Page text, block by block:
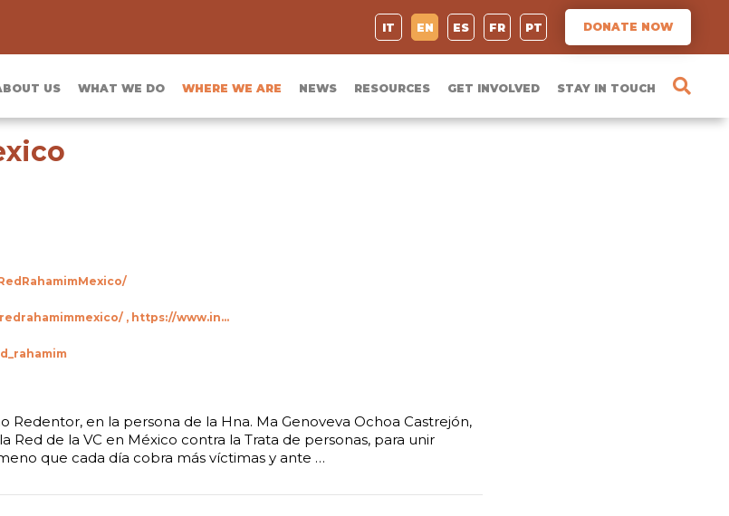
IT EN ES FR PT DONATE NOW
US WHAT WE DO WHERE WE ARE NEWS RESOURCES GET INVOLVED STAY IN TOUCH
https://www.instagram.com/redrahamimmexico/ , https://www.instagram.com/red_rahamim
Redentor, en la persona de la Hna. Ma Genoveva Ochoa Castrejón,
Red de la VC en México contra la Trata de personas, para unir
que cada día cobra más víctimas y ante …